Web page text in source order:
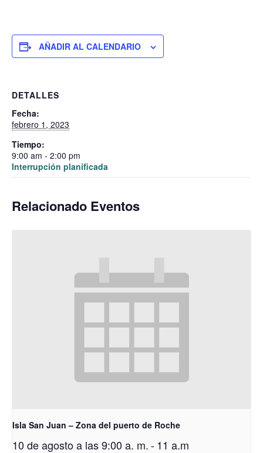
AÑADIR AL CALENDARIO
DETALLES
Fecha:
febrero 1, 2023
Tiempo:
9:00 am - 2:00 pm
Interrupción planificada
Relacionado Eventos
Isla San Juan – Zona del puerto de Roche
10 de agosto a las 9:00 a. m.-11 a.m